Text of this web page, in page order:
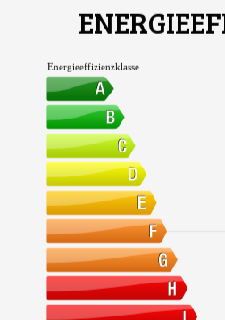
Energieeffizienzklasse